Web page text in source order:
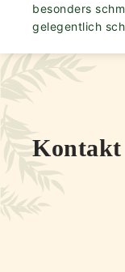
besonders
gelegentlich